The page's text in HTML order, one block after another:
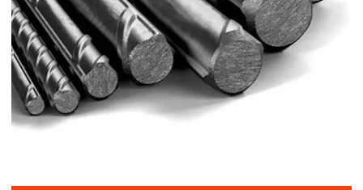
Cantoneira aço
Chapa fina frio
Chapa fina frio preço
Chapa fina quente